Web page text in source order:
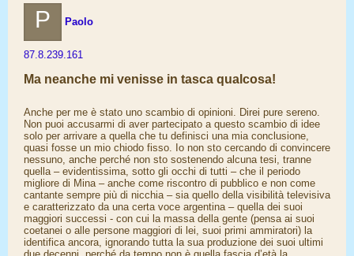
P Paolo
87.8.239.161
Ma neanche mi venisse in tasca qualcosa!
Anche per me è stato uno scambio di opinioni. Direi pure sereno.
Non puoi accusarmi di aver partecipato a questo scambio di idee
solo per arrivare a quella che tu definisci una mia conclusione,
quasi fosse un mio chiodo fisso. Io non sto cercando di convincere
nessuno, anche perché non sto sostenendo alcuna tesi, tranne
quella – evidentissima, sotto gli occhi di tutti – che il periodo
migliore di Mina – anche come riscontro di pubblico e non come
cantante sempre più di nicchia – sia quello della visibilità televisiva
e caratterizzato da una certa voce argentina – quella dei suoi
maggiori successi - con cui la massa della gente (pensa ai suoi
coetanei o alle persone maggiori di lei, suoi primi ammiratori) la
identifica ancora, ignorando tutta la sua produzione dei suoi ultimi